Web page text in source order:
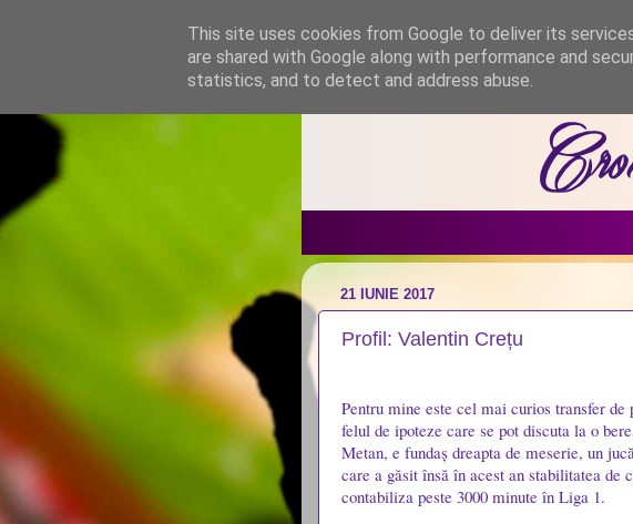
21 IUNIE 2017
Profil: Valentin Crețu
Pentru mine este cel mai curios transfer
felul de ipoteze care se pot discuta la o
Metan, e fundaș dreapta de meserie, un
care a găsit însă în acest an stabilitatea de
contabiliza peste 3000 minute în Liga 1.
This site uses cookies from Google to deliver its
are shared with Google along with performance and
statistics, and to detect and address abuse.